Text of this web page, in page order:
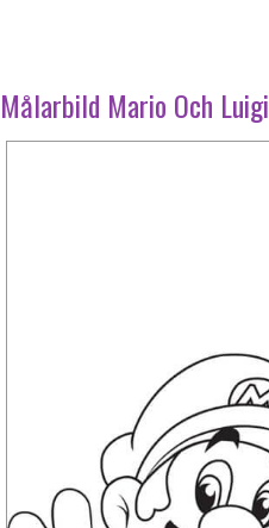
Målarbild Mario Och Luigi